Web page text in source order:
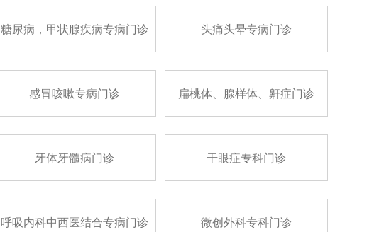
糖尿病，甲状腺疾病专病门诊 头痛头晕专病门诊
感冒咳嗽专病门诊 扁桃体、腺样体、鼾症门诊
牙体牙髓病门诊 干眼症专科门诊
呼吸内科中西医结合专病门诊 微创外科专科门诊